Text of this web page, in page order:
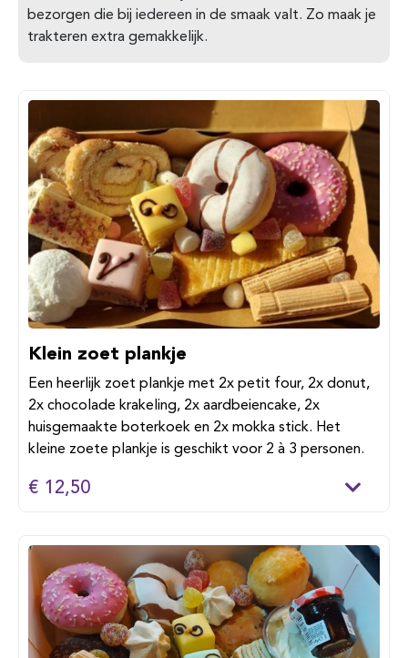
bezorgen die bij iedereen in de smaak valt. Zo maak je
trakteren extra gemakkelijk.
Klein zoet plankje
Een heerlijk zoet plankje met 2x petit four, 2x donut,
2x chocolade krakeling, 2x aardbeiencake, 2x
huisgemaakte boterkoek en 2x mokka stick. Het
kleine zoete plankje is geschikt voor 2 à 3 personen.
€ 12,50